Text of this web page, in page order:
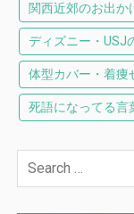
関西近郊のお出か
ディズニー・USJ
体型カバー・着痩
死語になってる言